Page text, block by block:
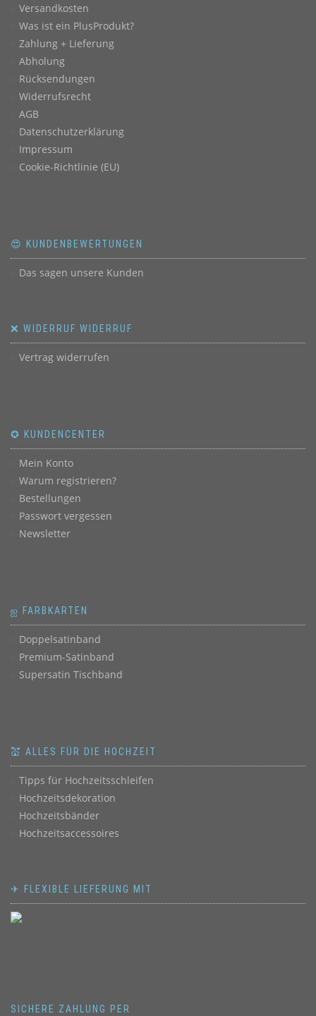
Versandkosten
Was ist ein PlusProdukt?
Zahlung + Lieferung
Abholung
Rücksendungen
Widerrufsrecht
AGB
Datenschutzerklärung
Impressum
Cookie-Richtlinie (EU)
😍 KUNDENBEWERTUNGEN
Das sagen unsere Kunden
❌ WIDERRUF WIDERRUF
Vertrag widerrufen
✪ KUNDENCENTER
Mein Konto
Warum registrieren?
Bestellungen
Passwort vergessen
Newsletter
ஐ FARBKARTEN
Doppelsatinband
Premium-Satinband
Supersatin Tischband
💒 ALLES FÜR DIE HOCHZEIT
Tipps für Hochzeitsschleifen
Hochzeitsdekoration
Hochzeitsbänder
Hochzeitsaccessoires
✈ FLEXIBLE LIEFERUNG MIT
SICHERE ZAHLUNG PER